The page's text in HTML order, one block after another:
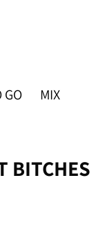
MIX
GO